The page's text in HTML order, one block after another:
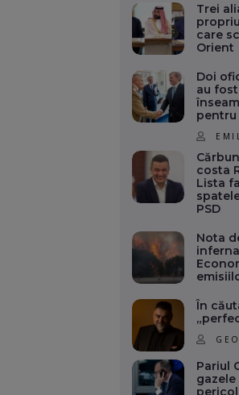
Trei
care
Orient
Doi
au
pentru
costa
Lista
PSD
Nota
În
Pariul
pericol